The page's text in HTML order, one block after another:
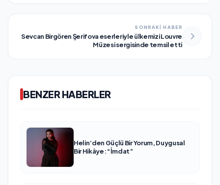
SONRAKİ HABER
Sevcan Birgören Şerifova eserleriyle ülkemizi Louvre
Müzesi sergisinde temsil etti
BENZER HABERLER
Helin’den Güçlü Bir Yorum, Duygusal
Bir Hikâye: “İmdat”